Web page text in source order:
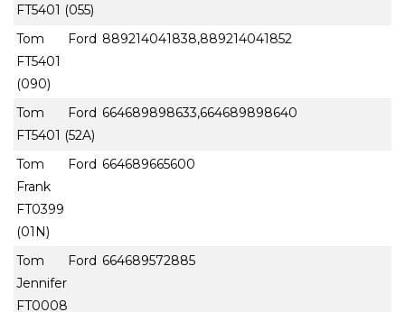
FT5401 (055)
Tom Ford
FT5401
(090)
889214041838,889214041852
Tom Ford
FT5401 (52A)
664689898633,664689898640
Tom Ford
Frank
FT0399
(01N)
664689665600
Tom Ford
Jennifer
FT0008
664689572885